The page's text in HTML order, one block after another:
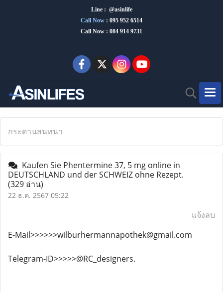
Line : @asinlife
Call Now : 095 952 6514
Call Now : 084 914 9731
กระดานสนทนา
Kaufen Sie Phentermine 37, 5 mg online in
DEUTSCHLAND und der SCHWEIZ ohne Rezept.
(329 อ่าน)
22 ธ.ค. 2567 05:22
แจ้งลบ
E-Mail>>>>>>wilburhermannapothek@gmail.com
Telegram-ID>>>>>@RC_designers.